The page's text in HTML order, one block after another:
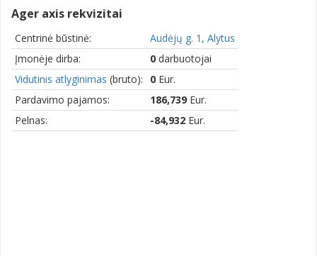
Ager axis rekvizitai
Centrinė būstinė:
Audėjų g. 1, Alytus
Įmonėje dirba:
0 darbuotojai
Vidutinis atlyginimas (bruto): 0 Eur.
Pardavimo pajamos:
186,739 Eur.
Pelnas:
-84,932 Eur.